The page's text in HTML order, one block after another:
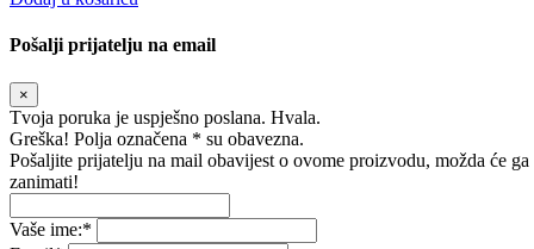
Pošalji prijatelju na email
×
Tvoja poruka je uspješno poslana. Hvala.
Greška! Polja označena * su obavezna.
Pošaljite prijatelju na mail obavijest o ovome proizvodu, možda će ga
zanimati!
Vaše ime:*